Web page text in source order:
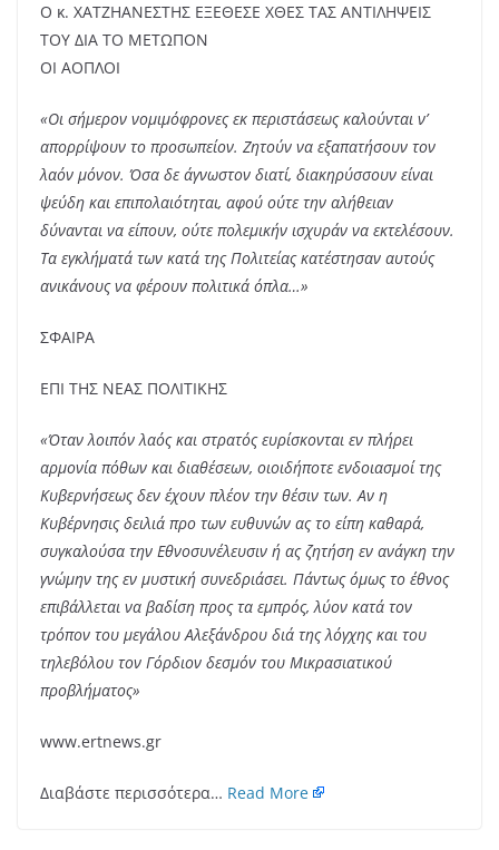
Ο κ. ΧΑΤΖΗΑΝΕΣΤΗΣ ΕΞΕΘΕΣΕ ΧΘΕΣ ΤΑΣ ΑΝΤΙΛΗΨΕΙΣ
ΤΟΥ ΔΙΑ ΤΟ ΜΕΤΩΠΟΝ
ΟΙ ΑΟΠΛΟΙ
«Οι σήμερον νομιμόφρονες εκ περιστάσεως καλούνται ν’
απορρίψουν το προσωπείον. Ζητούν να εξαπατήσουν τον
λαόν μόνον. Όσα δε άγνωστον διατί, διακηρύσσουν είναι
ψεύδη και επιπολαιότηται, αφού ούτε την αλήθειαν
δύνανται να είπουν, ούτε πολεμικήν ισχυράν να εκτελέσουν.
Τα εγκλήματά των κατά της Πολιτείας κατέστησαν αυτούς
ανικάνους να φέρουν πολιτικά όπλα…»
ΣΦΑΙΡΑ
ΕΠΙ ΤΗΣ ΝΕΑΣ ΠΟΛΙΤΙΚΗΣ
«Όταν λοιπόν λαός και στρατός ευρίσκονται εν πλήρει
αρμονία πόθων και διαθέσεων, οιοιδήποτε ενδοιασμοί της
Κυβερνήσεως δεν έχουν πλέον την θέσιν των. Αν η
Κυβέρνησις δειλιά προ των ευθυνών ας το είπη καθαρά,
συγκαλούσα την Εθνοσυνέλευσιν ή ας ζητήση εν ανάγκη την
γνώμην της εν μυστική συνεδριάσει. Πάντως όμως το έθνος
επιβάλλεται να βαδίση προς τα εμπρός, λύον κατά τον
τρόπον του μεγάλου Αλεξάνδρου διά της λόγχης και του
τηλεβόλου τον Γόρδιον δεσμόν του Μικρασιατικού
προβλήματος»
www.ertnews.gr
Διαβάστε περισσότερα… Read More